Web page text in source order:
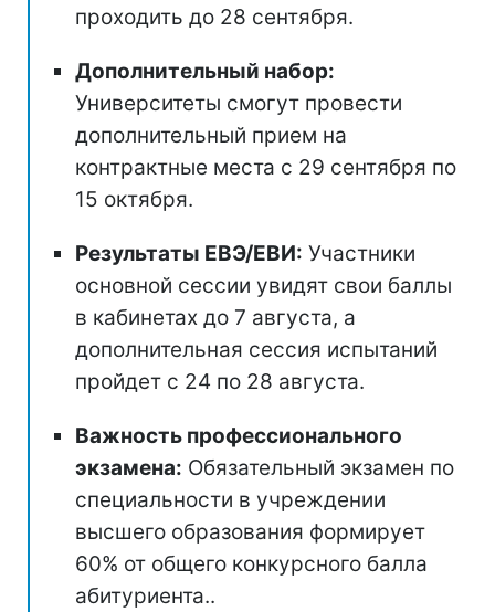
проходить до 28 сентября.
Дополнительный набор:
Университеты смогут провести
дополнительный прием на
контрактные места с 29 сентября по
15 октября.
Результаты ЕВЭ/ЕВИ: Участники
основной сессии увидят свои баллы
в кабинетах до 7 августа, а
дополнительная сессия испытаний
пройдет с 24 по 28 августа.
Важность профессионального
экзамена: Обязательный экзамен по
специальности в учреждении
высшего образования формирует
60% от общего конкурсного балла
абитуриента..